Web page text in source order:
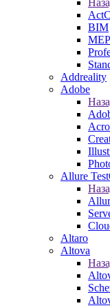
BIM
MEP
Addreality
Adobe
Allure
Altaro
Altova